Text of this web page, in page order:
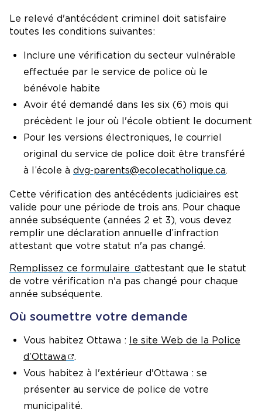
Le relevé d'antécédent criminel doit satisfaire
toutes les conditions suivantes:
Inclure une vérification du secteur vulnérable
effectuée par le service de police où le
bénévole habite
Avoir été demandé dans les six (6) mois qui
précèdent le jour où l'école obtient le document
Pour les versions électroniques, le courriel
original du service de police doit être transféré
à l’école à dvg-parents@ecolecatholique.ca.
Cette vérification des antécédents judiciaires est
valide pour une période de trois ans. Pour chaque
année subséquente (années 2 et 3), vous devez
remplir une déclaration annuelle d’infraction
attestant que votre statut n'a pas changé.
Remplissez ce formulaire
attestant que le statut
de votre vérification n'a pas changé pour chaque
année subséquente.
Où soumettre votre demande
Vous habitez Ottawa : le site Web de la Police
d’Ottawa
.
Vous habitez à l'extérieur d'Ottawa : se
présenter au service de police de votre
municipalité.